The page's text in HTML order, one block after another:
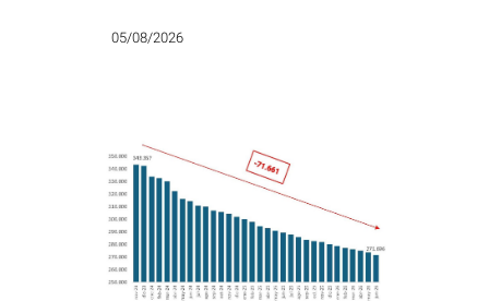
05/08/2026